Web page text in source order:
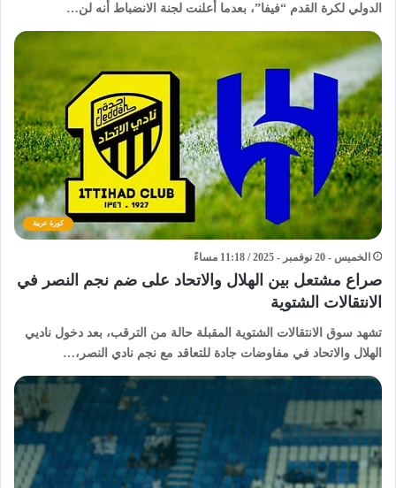
الدولي لكرة القدم “فيفا”، بعدما أعلنت لجنة الانضباط أنه لن…
كورة عربية
الخميس - 20 نوفمبر - 2025 / 11:18 مساءً
صراع مشتعل بين الهلال والاتحاد على ضم نجم النصر في
الانتقالات الشتوية
تشهد سوق الانتقالات الشتوية المقبلة حالة من الترقب، بعد دخول ناديي
الهلال والاتحاد في مفاوضات جادة للتعاقد مع نجم نادي النصر،…